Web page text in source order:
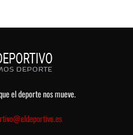
el deporte nos mueve.